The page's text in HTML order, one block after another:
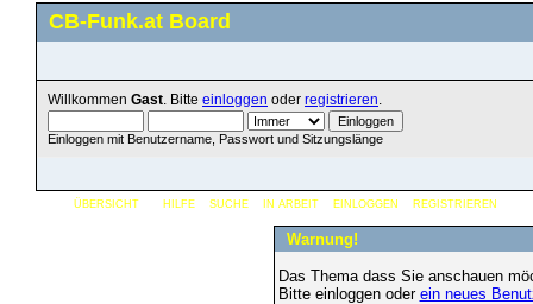
CB-Funk.at Board
Willkommen Gast . Bitte einloggen oder registrieren
Einloggen mit Benutzername, Passwort und Sitzungslänge
ÜBERSICHT HILFE SUCHE IN ARBEIT EINLOGGEN REGISTRIEREN
Warnung!
Das Thema dass Sie anschauen
Bitte einloggen oder ein neues